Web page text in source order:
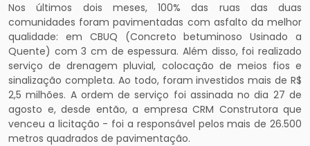
Nos últimos dois meses, 100% das ruas das duas
comunidades foram pavimentadas com asfalto da melhor
qualidade: em CBUQ (Concreto betuminoso Usinado a
Quente) com 3 cm de espessura. Além disso, foi realizado
serviço de drenagem pluvial, colocação de meios fios e
sinalização completa. Ao todo, foram investidos mais de R$
2,5 milhões. A ordem de serviço foi assinada no dia 27 de
agosto e, desde então, a empresa CRM Construtora que
venceu a licitação - foi a responsável pelos mais de 26.500
metros quadrados de pavimentação.